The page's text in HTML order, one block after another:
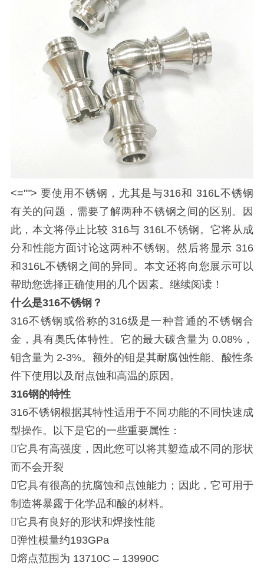
<=""> 要使用不锈钢，尤其是与316和 316L不锈钢
有关的问题，需要了解两种不锈钢之间的区别。因
此，本文将停止比较 316与 316L不锈钢。它将从成
分和性能方面讨论这两种不锈钢。然后将显示 316
和316L不锈钢之间的异同。本文还将向您展示可以
帮助您选择正确使用的几个因素。继续阅读！
什么是316不锈钢？
316不锈钢或俗称的316级是一种普通的不锈钢合
金，具有奥氏体特性。它的最大碳含量为 0.08%，
钼含量为 2-3%。额外的钼是其耐腐蚀性能、酸性条
件下使用以及耐点蚀和高温的原因。
316钢的特性
316不锈钢根据其特性适用于不同功能的不同快速成
型操作。以下是它的一些重要属性：
它具有高强度，因此您可以将其塑造成不同的形状
而不会开裂
它具有很高的抗腐蚀和点蚀能力；因此，它可用于
制造将暴露于化学品和酸的材料。
它具有良好的形状和焊接性能
弹性模量约193GPa
熔点范围为 13710C – 13990C